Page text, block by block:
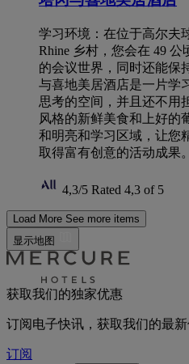
学习环境：在位于高尔夫
Rhine 乡村，您会在 49
的会议世界，同时还能保
与喜地美居酒店是一片学
思考的空间，并且还不用
风格的新鲜美食和上好的
和明亮和学习区域，让您
取得富有创意的活动成果。
4,3/5 Rated 4,3 of 5
Load More See more items
显示地图
获取我们的独家优惠
订阅电子快讯，获取我们的最
订阅